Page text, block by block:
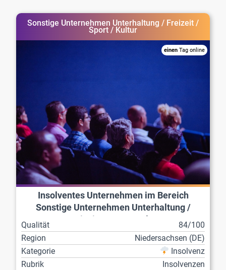
Sonstige Unternehmen Unterhaltung / Freizeit /
Sport / Kultur
einen Tag online
Insolventes Unternehmen im Bereich
Sonstige Unternehmen Unterhaltung /
Freizeit / Sport / Kultur
Qualität
84/100
Region
Niedersachsen (DE)
Kategorie
Insolvenz
Rubrik
Insolvenzen